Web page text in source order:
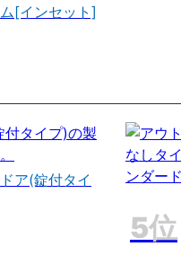
[インセット]
ア(錠付タイ